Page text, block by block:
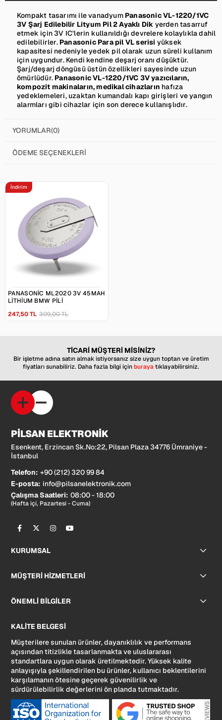
Kompakt tasarımı ile vanadyum Panasonic VL-1220/1VC
3V Şarj Edilebilir Lityum Pil 2 Ayaklı Dik yerden tasarruf
etmek için 3V IC’lerin kullanıldığı devrelere kolaylıkla dahil
edilebilirler. Panasonic Para pil VL serisi yüksek
kapasitesi nedeniyle yedek pil olarak uzun süreli kullanım
için uygundur. Kendi kendine deşarj oranı düşüktür.
Şarj/deşarj döngüsü üstün özellikleri sayesinde uzun
ömürlüdür. Panasonic VL-1220/1VC 3V yazıcıların,
kompozit makinaların, medikal cihazların hafıza
yedeklemeleri, uzaktan kumandalı kapı girişleri ve yangın
alarmları gibi cihazlar için son derece kullanışlıdır.
YORUMLAR(0)
ÖDEME SEÇENEKLERI
PANASONIC ML2020 3V 45MAH
LITHIUM BMW PILI
247,50 TL 309,00 TL
İndirim
TİCARİ MÜŞTERİ MİSİNİZ?
Bir işletme adına satın almak istiyorsanız size uygun toptan ve üretim
fiyatları sunabiliriz. Daha fazla bilgi için burayatıklayabilirsiniz.
PİLSAN ELEKTRONİK
Esenkent, Erzincan Sk.No:22, Pilsan Plaza 34776 Ümraniye -
İstanbul
Telefon: +90 (212) 320 99 84
E-posta: info@pilsanelektronik.com
Çalışma Saatleri: 08:00 - 18:00
(Hafta içi, Pazartesi - Cuma)
KURUMSAL
MÜŞTERİ HİZMETLERİ
ÖNEMLİ BİLGİLER
KALİTE BELGESİ
Müşterilere sunulan ürünler, dayanıklılık ve performans
açısından titizlikle tasarlanmakta ve uluslararası
standartlara uygun olarak üretilmektedir. Yüksek kalite
anlayışıyla şekillendirilen bu ürünler, kullanıcı beklentilerini
karşılamanın ötesine geçerek güvenilirlik ve
sürdürülebilirlik değerlerini ön planda tutmaktadır.